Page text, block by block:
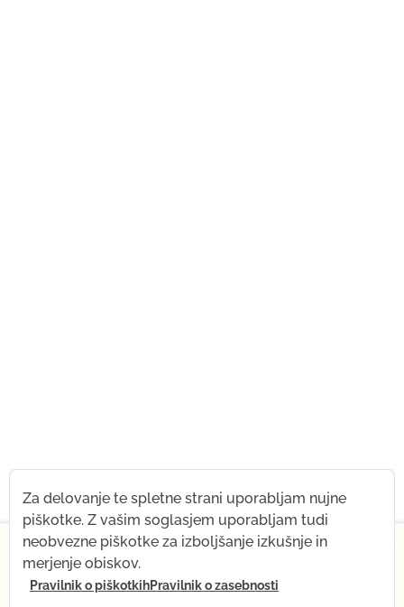
Od 1. julija naprej za kratek čas spreminjam svoj
ritem – prihaja moj dojenček! Kar ostaja enako: vsi
Za delovanje te spletne strani uporabljam nujne
piškotke. Z vašim soglasjem uporabljam tudi
neobvezne piškotke za izboljšanje izkušnje in
merjenje obiskov.
Pravilnik o piškotkihPravilnik o zasebnosti